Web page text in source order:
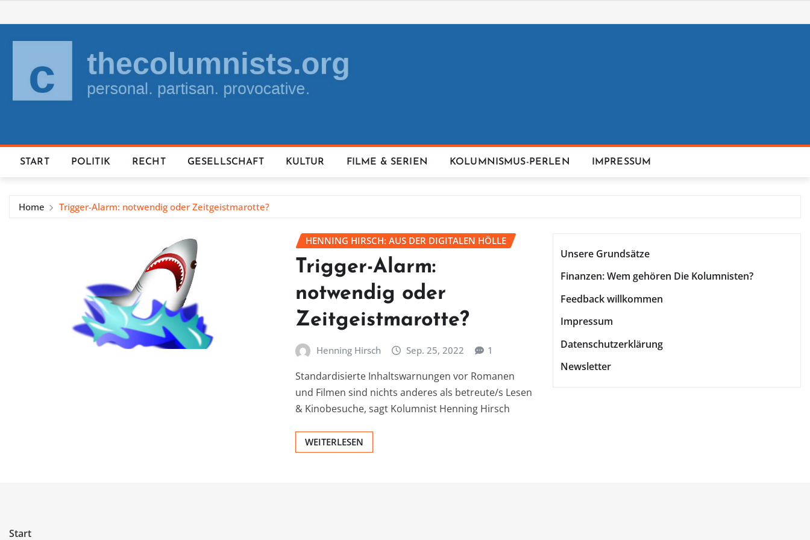
to
content
START POLITIK RECHT GESELLSCHAFT KULTUR FILME & SERIEN KOLUMNISMUS-PERLEN IMPRESSUM
Home Trigger-Alarm: notwendig oder Zeitgeistmarotte?
HENNING HIRSCH: AUS DER DIGITALEN HÖLLE
Trigger-Alarm:
notwendig oder
Zeitgeistmarotte?
Henning Hirsch Sep. 25, 2022 1
Standardisierte Inhaltswarnungen vor Romanen
und Filmen sind nichts anderes als betreute/s Lesen
& Kinobesuche, sagt Kolumnist Henning Hirsch
WEITERLESEN
Unsere Grundsätze
Finanzen: Wem gehören Die Kolumnisten?
Feedback willkommen
Impressum
Datenschutzerklärung
Newsletter
Start